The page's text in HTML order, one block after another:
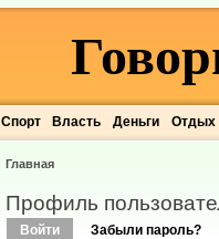
Спорт Власть Деньги Отдых
Главная
Профиль
Войти Забыли пароль?